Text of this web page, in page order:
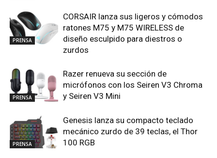
PRENSA
CORSAIR lanza sus ligeros y cómodos
ratones M75 y M75 WIRELESS de
diseño esculpido para diestros o
zurdos
PRENSA
Razer renueva su sección de
micrófonos con los Seiren V3 Chroma
y Seiren V3 Mini
PRENSA
Genesis lanza su compacto teclado
mecánico zurdo de 39 teclas, el Thor
100 RGB